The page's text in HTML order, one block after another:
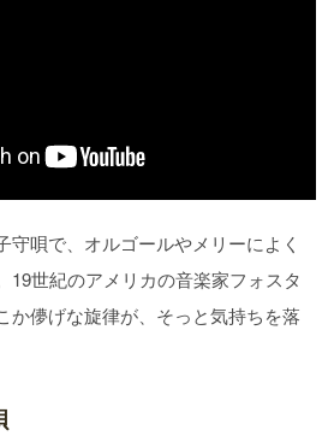
守唄で、オルゴールやメリーによく
19世紀のアメリカの音楽家フォスタ
か儚げな旋律が、そっと気持ちを落